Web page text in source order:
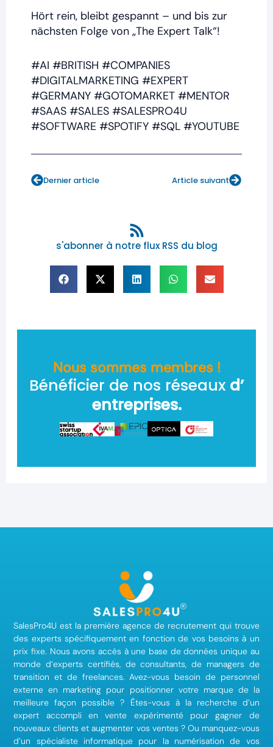
Hört rein, bleibt gespannt – und bis zur
nächsten Folge von „The Expert Talk“!
#AI #BRITISH #COMPANIES
#DIGITALMARKETING #EXPERT
#GERMANY #GOTOMARKET #MENTOR
#SAAS #SALES #SALESPRO4U
#SOFTWARE #SPOTIFY #SQL #YOUTUBE
Dernier article Article suivant
s'abonner à notre flux RSS du blog
Nous sommes membres !
Bénéficier de nos réseaux d’
entreprises.
SalesPro4U est la première agence de recrutement qui trouve
des experts spécifiquement en fonction de vos besoins à un
prix fixe. Nous avons accès à une base de données unique au
monde d’experts certifiés, de consultants, de managers de
transition et de freelances. Avez-vous besoin de personnel
externe en marketing pour positionner votre marque de la
meilleure façon possible ? Êtes-vous à la recherche d’un
expert accompli en vente expérimenté pour gagner de
nouveaux clients et augmenter vos ventes ? Ou manquez-vous
d’un spécialiste informatique pour la numérisation de vos